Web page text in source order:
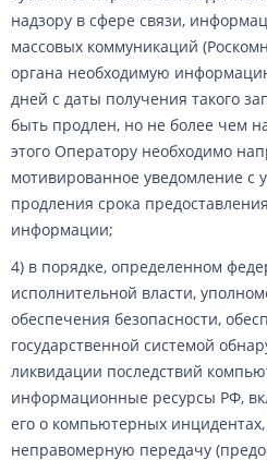
надзору в сфере связи,
массовых коммуникаций
органа необходимую
дней с даты получения такого
быть продлен, но не более чем
этого Оператору необходимо
мотивированное уведомление с
продления срока
информации;
4) в порядке, определенном
исполнительной власти,
обеспечения безопасности,
государственной системой
ликвидации последствий
информационные ресурсы РФ,
его о компьютерных
неправомерную передачу